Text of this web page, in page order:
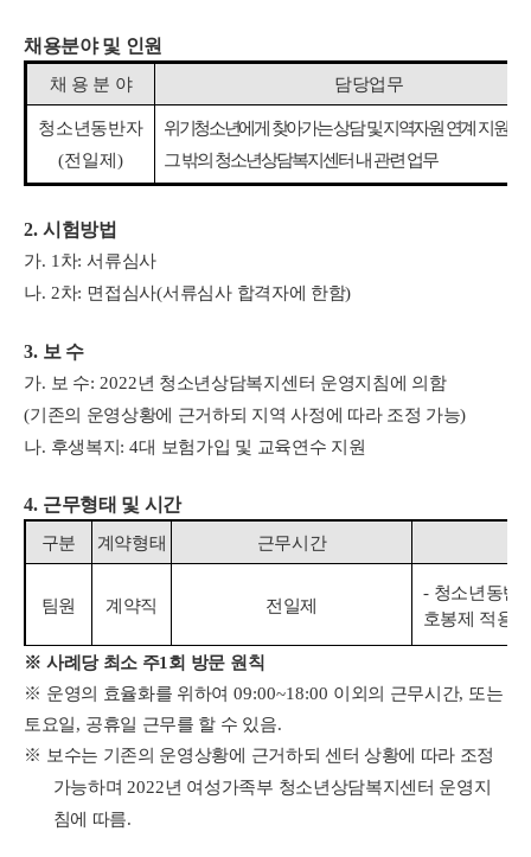
채용분야 및 인원
채 용 분 야 담당업무
청소년동반자
(전일제 )
위기청소년에게 찾아가는 상담 및 지역자원 연계 지원 업
그 밖의 청소년상담복지센터 내 관련 업무
2. 시험방법
가. 1 차:서류심사
나. 2차: 면접심사(서류심사 합격자에 한함)
3. 보 수
가. 보 수: 2022년 청소년상담복지센터 운영지침에 의함
(기존의 운영상황에 근거하되 지역 사정에 따라 조정 가능)
나. 후생복지 : 4대 보험가입 및 교육연수 지원
4. 근무형태 및 시간
구분 계약형태 근무시간
팀원 계약직 전일제
- 청소년동반
호봉제 적용
※ 사례당 최소 주1 회 방문 원칙
※ 운영의 효율화를 위하여 09:00~18:00 이외의 근무시간, 또는
토요일, 공휴일 근무를 할 수 있음.
※ 보수는 기존의 운영상황에 근거하되 센터 상황에 따라 조정
가능하며 2022년 여성가족부 청소년상담복지센터 운영지
침에 따름.